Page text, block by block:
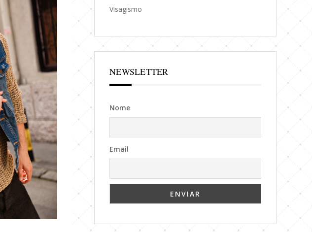
Visagismo
NEWSLETTER
Nome
Email